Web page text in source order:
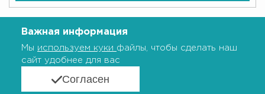
Важная информация
Мы используем куки файлы, чтобы сделать наш
сайт удобнее для вас
Согласен